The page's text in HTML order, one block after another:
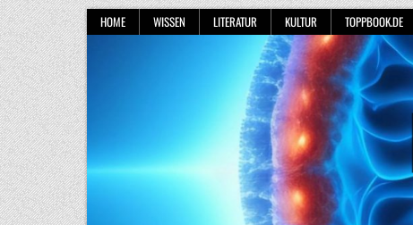
Skip
to
content
HOME WISSEN LITERATUR KULTUR TOPPBOOK.DE